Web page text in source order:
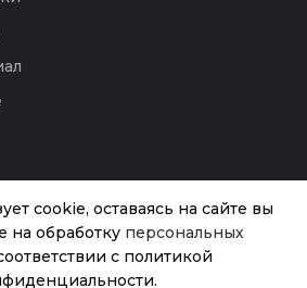
cookie, оставаясь на сайте вы
на обработку персональных
с политикой
б/п
16.00₽
Нет в